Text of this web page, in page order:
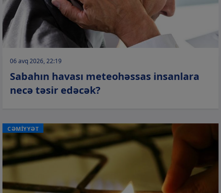
06 avq 2026, 22:19
Sabahın havası meteohəssas insanlara
necə təsir edəcək?
CƏMİYYƏT